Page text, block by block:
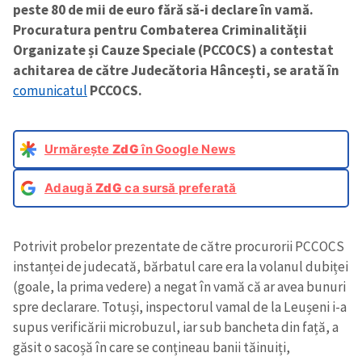
peste 80 de mii de euro fără să-i declare în vamă.
Procuratura pentru Combaterea Criminalității
Organizate și Cauze Speciale (PCCOCS) a contestat
achitarea de către Judecătoria Hâncești, se arată în
comunicatul PCCOCS.
Urmărește ZdGîn Google News
AdaugăZdG ca sursă preferată
Potrivit probelor prezentate de către procurorii PCCOCS
instanței de judecată, bărbatul care era la volanul dubiței
(goale, la prima vedere) a negat în vamă că ar avea bunuri
spre declarare. Totuși, inspectorul vamal de la Leușeni i-a
supus verificării microbuzul, iar sub bancheta din față, a
găsit o sacoșă în care se conțineau banii tăinuiți,